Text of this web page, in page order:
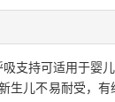
支持可适用于婴
生儿不易耐受，